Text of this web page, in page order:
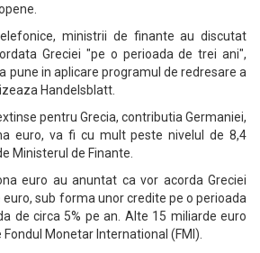
ministrii de finante au discutat
Greciei "pe o perioada de trei ani",
pune in aplicare programul de redresare a
Handelsblatt.
pentru Grecia, contributia Germaniei,
euro, va fi cu mult peste nivelul de 8,4
Ministerul de Finante.
euro au anuntat ca vor acorda Greciei
sub forma unor credite pe o perioada
de circa 5% pe an. Alte 15 miliarde euro
Monetar International (FMI).